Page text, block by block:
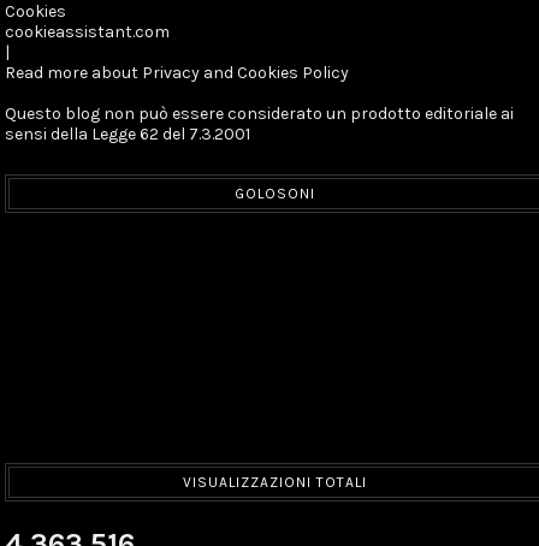
Cookies
cookieassistant.com
|
Read more about Privacy and Cookies Policy
Questo blog non può essere considerato un prodotto editoriale ai
sensi della Legge 62 del 7.3.2001
GOLOSONI
VISUALIZZAZIONI TOTALI